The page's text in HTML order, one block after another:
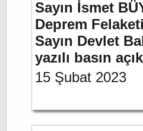
Sayın İsmet
Deprem
Sayın Devlet
yazılı basın
15 Şubat 2023